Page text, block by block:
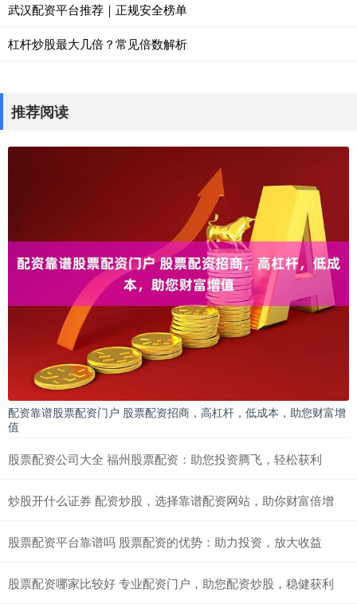
武汉配资平台推荐｜正规安全榜单
杠杆炒股最大几倍？常见倍数解析
推荐阅读
配资靠谱股票配资门户 股票配资招商，高杠杆，低成本，助您财富增
值
股票配资公司大全 福州股票配资：助您投资腾飞，轻松获利
炒股开什么证券 配资炒股，选择靠谱配资网站，助你财富倍增
股票配资平台靠谱吗 股票配资的优势：助力投资，放大收益
股票配资哪家比较好 专业配资门户，助您配资炒股，稳健获利